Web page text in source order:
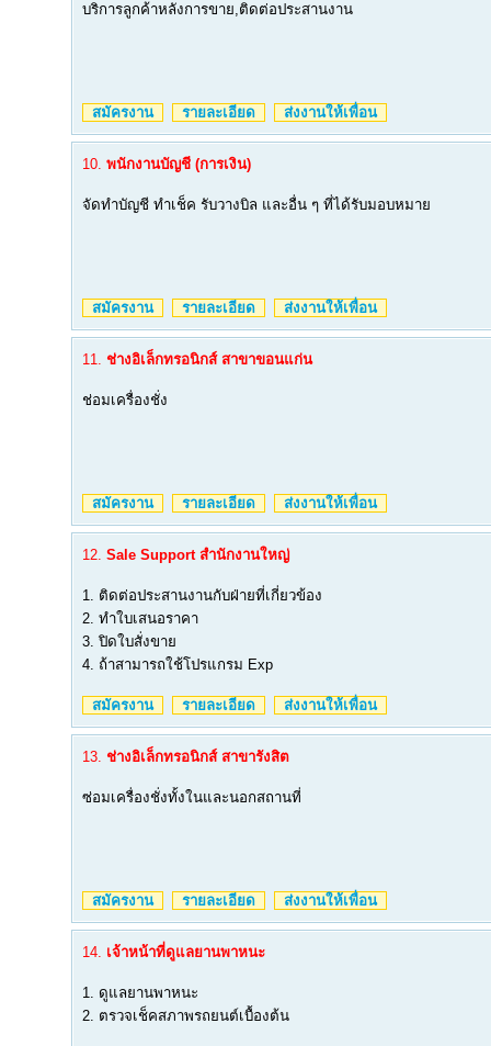
บริการลูกค้าหลังการขาย,ติดต่อประสานงาน
สมัครงาน รายละเอียด ส่งงานให้เพื่อน
10. พนักงานบัญชี (การเงิน)
จัดทำบัญชี ทำเช็ค รับวางบิล และอื่น ๆ ที่ได้รับมอบหมาย
สมัครงาน รายละเอียด ส่งงานให้เพื่อน
11. ช่างอิเล็กทรอนิกส์ สาขาขอนแก่น
ช่อมเครื่องชั่ง
สมัครงาน รายละเอียด ส่งงานให้เพื่อน
12. Sale Support สำนักงานใหญ่
1. ติดต่อประสานงานกับฝ่ายที่เกี่ยวข้อง
2. ทำใบเสนอราคา
3. ปิดใบสั่งขาย
4. ถ้าสามารถใช้โปรแกรม Exp
สมัครงาน รายละเอียด ส่งงานให้เพื่อน
13. ช่างอิเล็กทรอนิกส์ สาขารังสิต
ซ่อมเครื่องชั่งทั้งในและนอกสถานที่
สมัครงาน รายละเอียด ส่งงานให้เพื่อน
14. เจ้าหน้าที่ดูแลยานพาหนะ
1. ดูแลยานพาหนะ
2. ตรวจเช็คสภาพรถยนต์เบื้องต้น